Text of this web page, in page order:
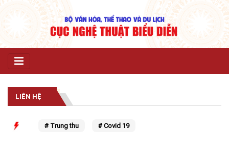
LIÊN HỆ
# Trung thu # Covid 19